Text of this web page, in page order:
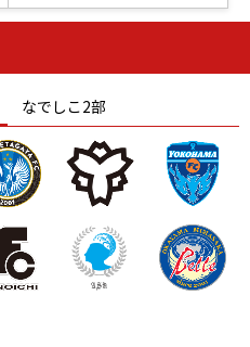
石人の星
静岡 愛媛Ｌ
なでしこ2部